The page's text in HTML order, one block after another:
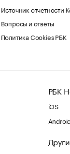
Источник отчетности
Вопросы и ответы
Политика Cookies РБК
РБК
iOS